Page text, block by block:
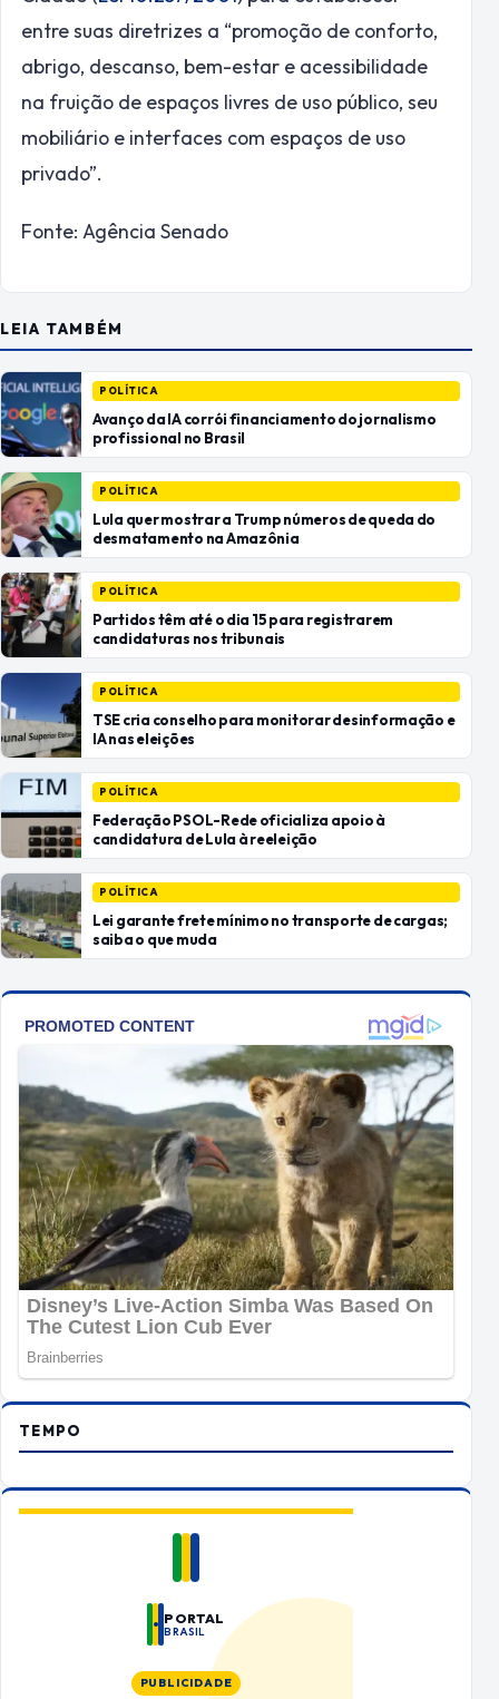
entre suas diretrizes a “promoção de conforto,
abrigo, descanso, bem-estar e acessibilidade
na fruição de espaços livres de uso público, seu
mobiliário e interfaces com espaços de uso
privado”.
Fonte: Agência Senado
LEIA TAMBÉM
POLÍTICA
Avanço da IA corrói financiamento do jornalismo
profissional no Brasil
POLÍTICA
Lula quer mostrar a Trump números de queda do
desmatamento na Amazônia
POLÍTICA
Partidos têm até o dia 15 para registrarem
candidaturas nos tribunais
POLÍTICA
TSE cria conselho para monitorar desinformação e
IA nas eleições
POLÍTICA
Federação PSOL-Rede oficializa apoio à
candidatura de Lula à reeleição
POLÍTICA
Lei garante frete mínimo no transporte de cargas;
saiba o que muda
TEMPO
PORTAL
BRASIL
PUBLICIDADE